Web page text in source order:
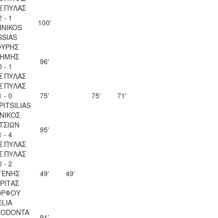
ΠΥΛΑΣ
- 1
100'
- 1
ΠΥΛΑΣ
96'
ΠΥΛΑΣ
- 0
75' 75'
71'
- 4
ΠΥΛΑΣ
95'
ΠΥΛΑΣ
- 2
49' 49'